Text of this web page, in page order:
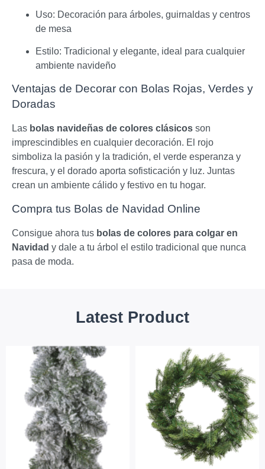
Uso: Decoración para árboles, guirnaldas y centros
de mesa
Estilo: Tradicional y elegante, ideal para cualquier
ambiente navideño
Ventajas de Decorar con Bolas Rojas, Verdes y
Doradas
Las bolas navideñas de colores clásicos son
imprescindibles en cualquier decoración. El rojo
simboliza la pasión y la tradición, el verde esperanza y
frescura, y el dorado aporta sofisticación y luz. Juntas
crean un ambiente cálido y festivo en tu hogar.
Compra tus Bolas de Navidad Online
Consigue ahora tus bolas de colores para colgar en
Navidad y dale a tu árbol el estilo tradicional que nunca
pasa de moda.
Latest Product